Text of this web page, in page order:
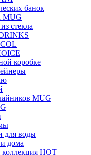
банок
MUG
стекла
коробке
MUG
для воды
дома
коллекция HOT